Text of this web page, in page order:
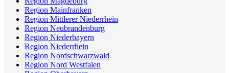
Region Mainfranken
Region Mittlerer Niederrhein
Region Neubrandenburg
Region Niederbayern
Region Niederrhein
Region Nordschwarzwald
Region Nord Westfalen